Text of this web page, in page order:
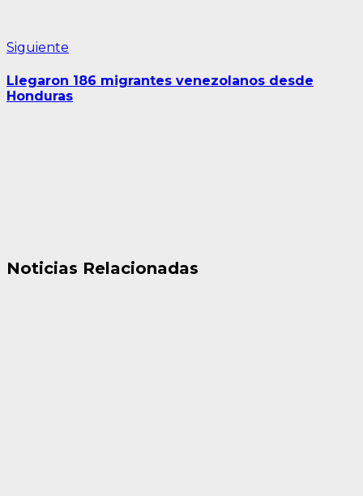
Siguiente
Llegaron 186 migrantes venezolanos desde
Honduras
Noticias Relacionadas